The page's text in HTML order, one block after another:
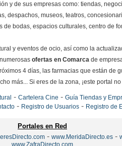
y de sus empresas como: tiendas,
despachos, museos, teatros,
de bodas, espacios culturales, centro de
y eventos de ocio, así como la
ofertas en Comarcade
4 días, las farmacias que están de
más... Si eres de la zona, ¡este portal
- Cartelera Cine - Guía Tiendas y
- Registro de Usuarios- Registro de
Portales en Red
- www.MeridaDirecto.es -
www.ZafraDirecto.com